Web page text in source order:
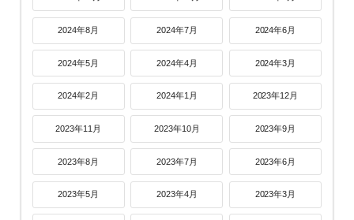
2024年8月 2024年7月 2024年6月
2024年5月 2024年4月 2024年3月
2024年2月 2024年1月 2023年12月
2023年11月 2023年10月 2023年9月
2023年8月 2023年7月 2023年6月
2023年5月 2023年4月 2023年3月